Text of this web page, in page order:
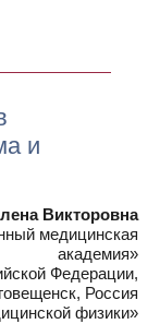
и
Викторовна
медицинская
академия»
Федерации,
Россия
физики»